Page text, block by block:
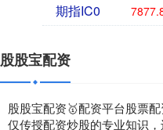
期指IC0
股股宝配资
股股宝配资🥇配资平台股票
仅传授配资炒股的专业知识